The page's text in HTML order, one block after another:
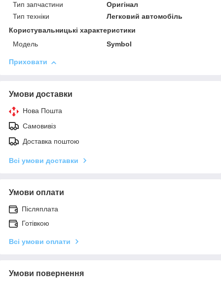
Тип запчастини
Оригінал
Тип техніки
Легковий автомобіль
Користувальницькі характеристики
Мoдель
Symbol
Приховати
Умови доставки
Нова Пошта
Самовивіз
Доставка поштою
Всі умови доставки
Умови оплати
Післяплата
Готівкою
Всі умови оплати
Умови повернення